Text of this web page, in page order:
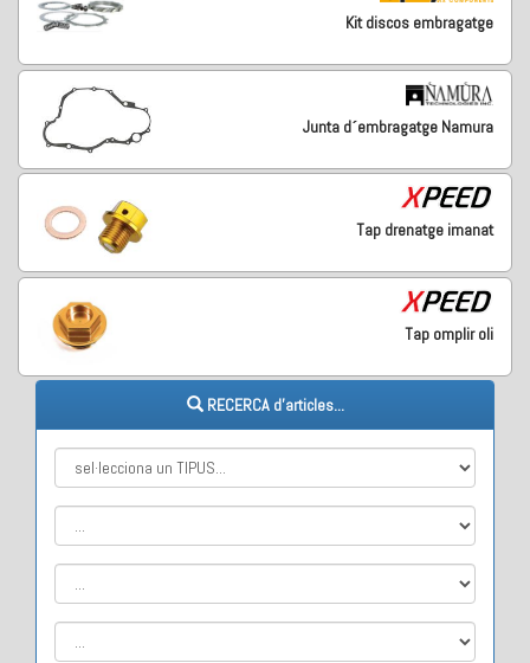
Kit discos embragatge
Junta d´embragatge Namura
Tap drenatge imanat
Tap omplir oli
RECERCA d'articles...